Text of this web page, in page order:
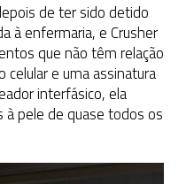
de ter sido detido
à enfermaria, e Crusher
que não têm relação
celular e uma assinatura
interfásico, ela
pele de quase todos os